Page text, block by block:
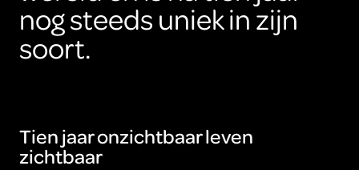
nog steeds uniek in zijn
soort.
Tien jaar onzichtbaar leven
zichtbaar